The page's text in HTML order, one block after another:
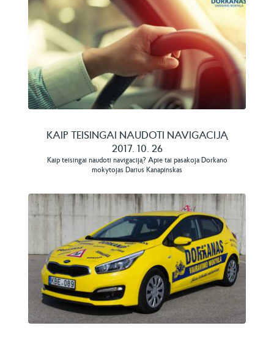
KAIP TEISINGAI NAUDOTI NAVIGACIJĄ
2017. 10. 26
Kaip teisingai naudoti navigaciją? Apie tai pasakoja Dorkano
mokytojas Darius Kanapinskas